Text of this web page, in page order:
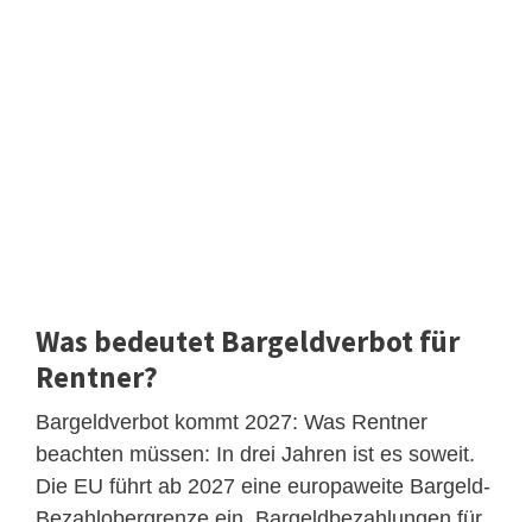
Was bedeutet Bargeldverbot für
Rentner?
Bargeldverbot kommt 2027: Was Rentner
beachten müssen: In drei Jahren ist es soweit.
Die EU führt ab 2027 eine europaweite Bargeld-